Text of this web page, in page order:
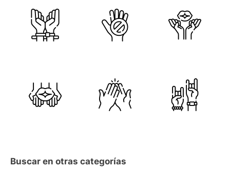
Buscar en otras categorías